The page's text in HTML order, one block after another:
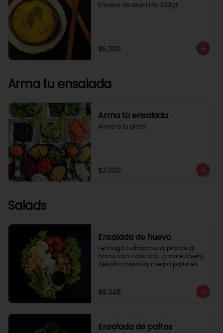
Envase de aluminio 350gr.
$6.200
Arma tu ensalada
Arma tú ensalada
Arma a tu pinta
$2.000
Salads
Ensalada de huevo
Lechuga hidropónica, papas al
horno con cascara, tomate cherry,
cebolla morada, media palta en
balsámica.
$9.345
Ensalada de paltas